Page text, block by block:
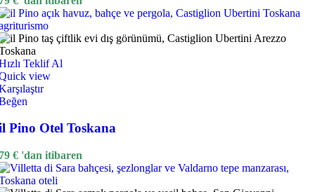
Teklif Al
view
Pino Otel Toskana
€ 'dan itibaren